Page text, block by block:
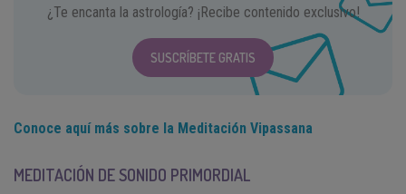
¿Te encanta la astrología? ¡Recibe contenido exclusivo!
SUSCRÍBETE GRATIS
Conoce aquí más sobre la Meditación Vipassana
MEDITACIÓN DE SONIDO PRIMORDIAL